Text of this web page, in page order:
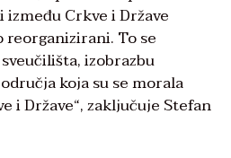
Crkve i Države
To se
izobrazbu
koja su se morala
i Države“, zaključuje Stefan